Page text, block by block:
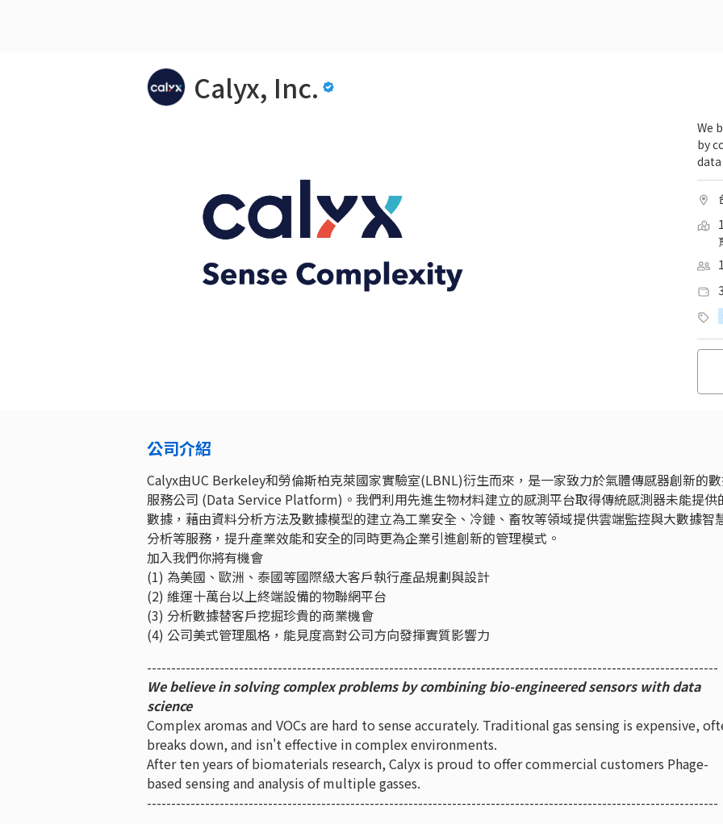
Calyx, Inc.
We
by
data
公司介紹
Calyx由UC Berkeley和勞倫斯柏克萊國家實驗室(LBNL)衍生而來，是一家致力於氣體傳感器創新的
服務公司 (Data Service Platform)。我們利用先進生物材料建立的感測平台取得傳統感測器未能提供
數據，藉由資料分析方法及數據模型的建立為工業安全、冷鏈、畜牧等領域提供雲端監控與大數據智
分析等服務，提升產業效能和安全的同時更為企業引進創新的管理模式。
加入我們你將有機會
(1) 為美國、歐洲、泰國等國際級大客戶執行產品規劃與設計
(2) 維運十萬台以上終端設備的物聯網平台
(3) 分析數據替客戶挖掘珍貴的商業機會
(4) 公司美式管理風格，能見度高對公司方向發揮實質影響力
----------------------------------------------------------------------------------------------------------------------
We believe in solving complex problems by combining bio-engineered sensors with data
science
Complex aromas and VOCs are hard to sense accurately. Traditional gas sensing is expensive,
breaks down, and isn't effective in complex environments.
After ten years of biomaterials research, Calyx is proud to offer commercial customers Phage-
based sensing and analysis of multiple gasses.
----------------------------------------------------------------------------------------------------------------------